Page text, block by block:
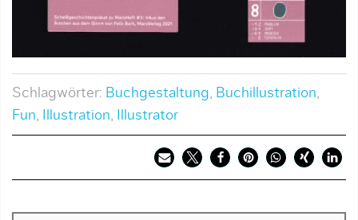
Schlagwörter: Buchgestaltung, Buchillustration,
Fun, Illustration, Illustrator